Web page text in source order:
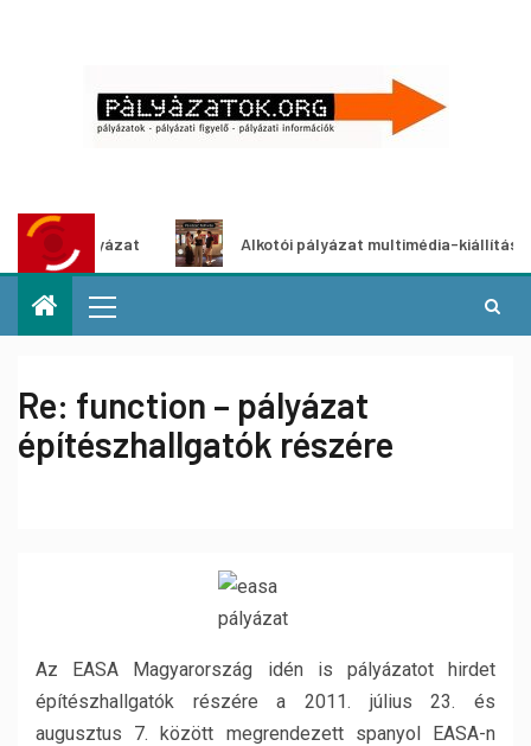
Alkotói pályázat multimédia-kiállításhoz
Re: function – pályázat
építészhallgatók részére
Az EASA Magyarország idén is pályázatot hirdet
építészhallgatók részére a 2011. július 23. és
augusztus 7. között megrendezett spanyol EASA-n